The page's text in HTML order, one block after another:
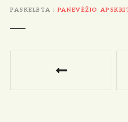
PASKELBTA PANEVĖŽIO